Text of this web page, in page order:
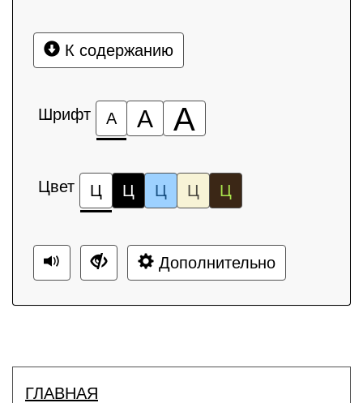
К содержанию
Шрифт А А А
Цвет Ц Ц Ц Ц Ц
Дополнительно
ГЛАВНАЯ